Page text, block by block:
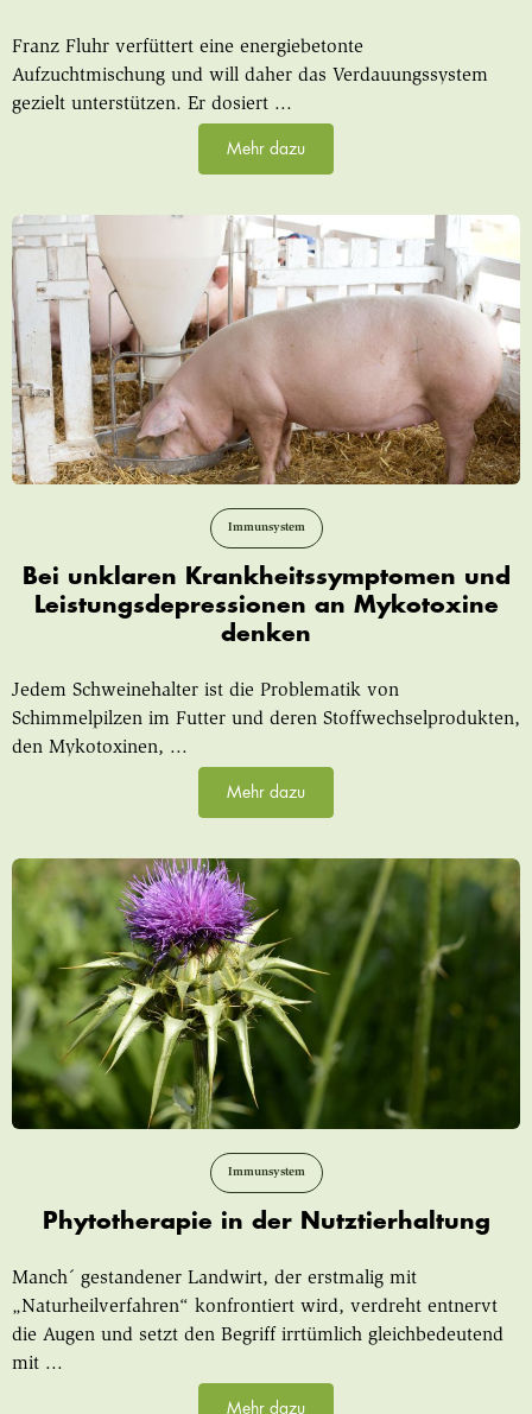
Franz Fluhr verfüttert eine energiebetonte
Aufzuchtmischung und will daher das Verdauungssystem
gezielt unterstützen. Er dosiert ...
Mehr dazu
Immunsystem
Bei unklaren Krankheitssymptomen und
Leistungsdepressionen an Mykotoxine
denken
Jedem Schweinehalter ist die Problematik von
Schimmelpilzen im Futter und deren Stoffwechselprodukten,
den Mykotoxinen, ...
Mehr dazu
Immunsystem
Phytotherapie in der Nutztierhaltung
Manch´ gestandener Landwirt, der erstmalig mit
„Naturheilverfahren“ konfrontiert wird, verdreht entnervt
die Augen und setzt den Begriff irrtümlich gleichbedeutend
mit ...
Mehr dazu